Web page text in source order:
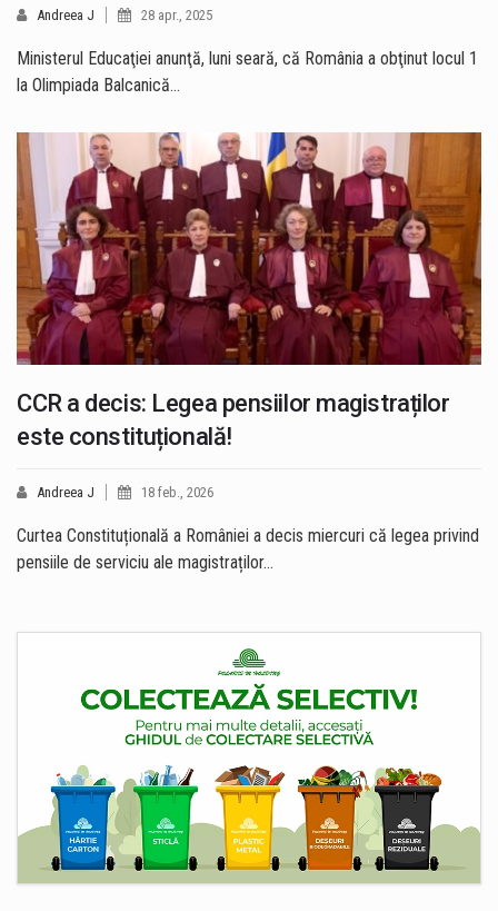
Andreea J 28 apr., 2025
Ministerul Educaţiei anunţă, luni seară, că România a obţinut locul 1
la Olimpiada Balcanică…
CCR a decis: Legea pensiilor magistraților
este constituțională!
Andreea J 18 feb., 2026
Curtea Constituțională a României a decis miercuri că legea privind
pensiile de serviciu ale magistraților…